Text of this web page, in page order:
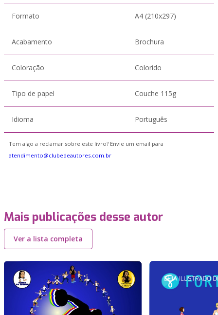
Formato A4 (210x297)
Acabamento Brochura
Coloração Colorido
Tipo de papel Couche 115g
Idioma Português
Tem algo a reclamar sobre este livro? Envie um email para
atendimento@clubedeautores.com.br
Mais publicações desse autor
Ver a lista completa